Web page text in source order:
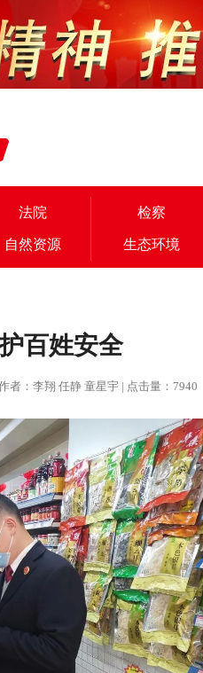
法院 检察
自然资源 生态环境
百姓安全
者：李翔 任静 童星宇 | 点击量：